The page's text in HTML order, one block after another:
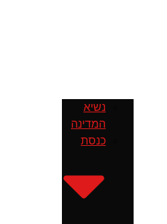
נשיא
המדינה
כנסת